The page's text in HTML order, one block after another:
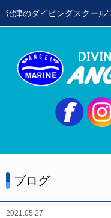
沼津のダイビングスクール
当店の特徴
スクールメニュー
ステップアップコース
ブログ
2021.05.27